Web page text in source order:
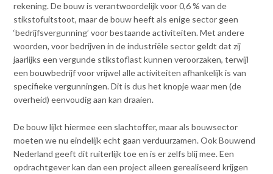
rekening. De bouw is verantwoordelijk voor 0,6 % van de
stikstofuitstoot, maar de bouw heeft als enige sector geen
‘bedrijfsvergunning’ voor bestaande activiteiten. Met andere
woorden, voor bedrijven in de industriële sector geldt dat zij
jaarlijks een vergunde stikstoflast kunnen veroorzaken, terwijl
een bouwbedrijf voor vrijwel alle activiteiten afhankelijk is van
specifieke vergunningen. Dit is dus het knopje waar men (de
overheid) eenvoudig aan kan draaien.
De bouw lijkt hiermee een slachtoffer, maar als bouwsector
moeten we nu eindelijk echt gaan verduurzamen. Ook Bouwend
Nederland geeft dit ruiterlijk toe en is er zelfs blij mee. Een
opdrachtgever kan dan een project alleen gerealiseerd krijgen